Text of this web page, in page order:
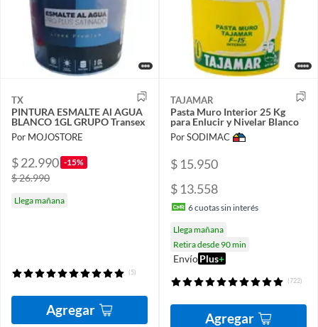
TX
PINTURA ESMALTE Al AGUA
BLANCO 1GL GRUPO Transex
Por MOJOSTORE
$ 22.990 -15%
$ 26.990
Llega mañana
(5)
Agregar
TAJAMAR
Pasta Muro Interior 25 Kg
para Enlucir y Nivelar Blanco
Por SODIMAC
$ 15.950
$ 13.558
6cuotas sin interés
Llega mañana
Retira desde 90 min
EnvíoPlus+
(722)
Agregar